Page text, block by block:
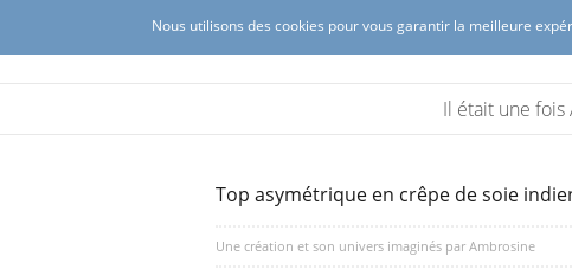
Il était une fois
Top asymétrique en crêpe de soie
Une création et son univers imaginés par Ambrosine
Nous utilisons des cookies pour vous garantir la meilleure